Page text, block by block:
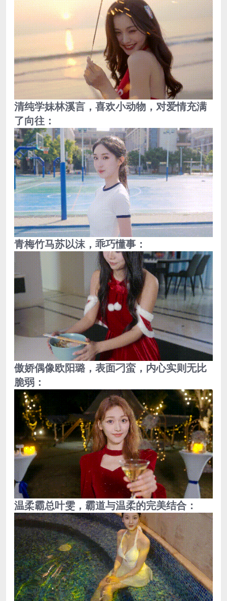
清纯学妹林溪言，喜欢小动物，对爱情充满
了向往：
青梅竹马苏以沫，乖巧懂事：
傲娇偶像欧阳璐，表面刁蛮，内心实则无比
脆弱：
温柔霸总叶雯，霸道与温柔的完美结合：